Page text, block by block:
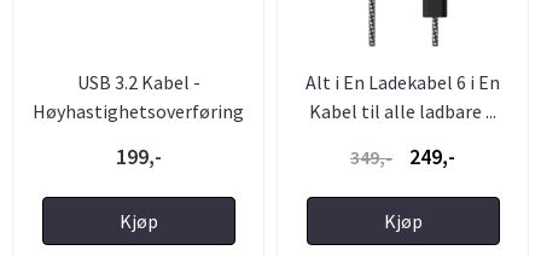
USB 3.2 Kabel -
Høyhastighetsoverføring
199,-
Kjøp
Alt i En Ladekabel 6 i En
Kabel til alle ladbare ...
349,-
249,-
Kjøp